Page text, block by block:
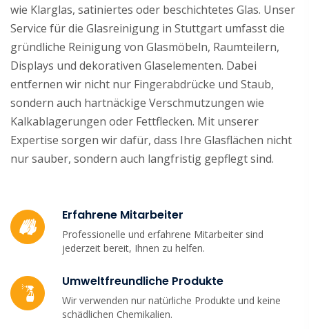
wie Klarglas, satiniertes oder beschichtetes Glas. Unser
Service für die Glasreinigung in Stuttgart umfasst die
gründliche Reinigung von Glasmöbeln, Raumteilern,
Displays und dekorativen Glaselementen. Dabei
entfernen wir nicht nur Fingerabdrücke und Staub,
sondern auch hartnäckige Verschmutzungen wie
Kalkablagerungen oder Fettflecken. Mit unserer
Expertise sorgen wir dafür, dass Ihre Glasflächen nicht
nur sauber, sondern auch langfristig gepflegt sind.
Erfahrene Mitarbeiter
Professionelle und erfahrene Mitarbeiter sind
jederzeit bereit, Ihnen zu helfen.
Umweltfreundliche Produkte
Wir verwenden nur natürliche Produkte und keine
schädlichen Chemikalien.